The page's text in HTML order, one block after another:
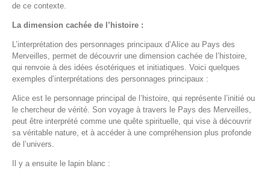
de ce contexte.
La dimension cachée de l’histoire :
L’interprétation des personnages principaux d’Alice au Pays des
Merveilles, permet de découvrir une dimension cachée de l’histoire,
qui renvoie à des idées ésotériques et initiatiques. Voici quelques
exemples d’interprétations des personnages principaux :
Alice est le personnage principal de l’histoire, qui représente l’initié ou
le chercheur de vérité. Son voyage à travers le Pays des Merveilles,
peut être interprété comme une quête spirituelle, qui vise à découvrir
sa véritable nature, et à accéder à une compréhension plus profonde
de l’univers.
Il y a ensuite le lapin blanc :